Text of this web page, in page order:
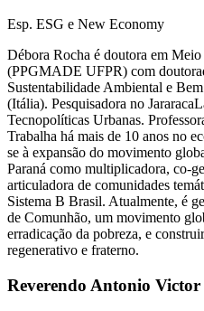
Esp. ESG e New Economy
Débora Rocha é doutora em
(PPGMADE UFPR) com
Sustentabilidade Ambiental e
(Itália). Pesquisadora no
Tecnopolíticas Urbanas.
Trabalha há mais de 10 anos no
se à expansão do movimento
Paraná como multiplicadora, co-
articuladora de comunidades
Sistema B Brasil. Atualmente, é
de Comunhão, um movimento
erradicação da pobreza, e
regenerativo e fraterno.
Reverendo Antonio Victor